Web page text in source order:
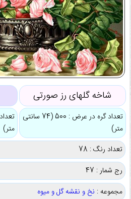
شاخه گلهای رز صورتی
تعداد گره در عرض : 500 (74 سانتی
متر)
متر)
تعداد رنگ : 78
رج شمار : 47
مجموعه : نخ و نقشه گل و میوه